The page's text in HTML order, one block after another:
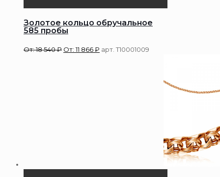
Золотое кольцо обручальное
585 пробы
От:18 540₽ От:11 866₽ арт. Т10001009